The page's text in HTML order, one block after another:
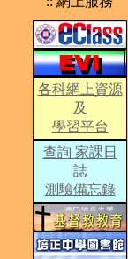
各科網上資源
及
學習平台
查詢 家課日
誌
測驗備忘錄